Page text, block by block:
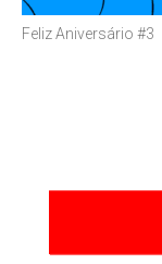
Feliz Aniversário #3